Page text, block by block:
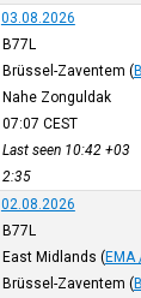
03.08.2026
B77L
Brüssel-Zaventem (
Nahe Zonguldak
07:07 CEST
Last seen 10:42 +03
2:35
02.08.2026
B77L
East Midlands (EMA
Brüssel-Zaventem (